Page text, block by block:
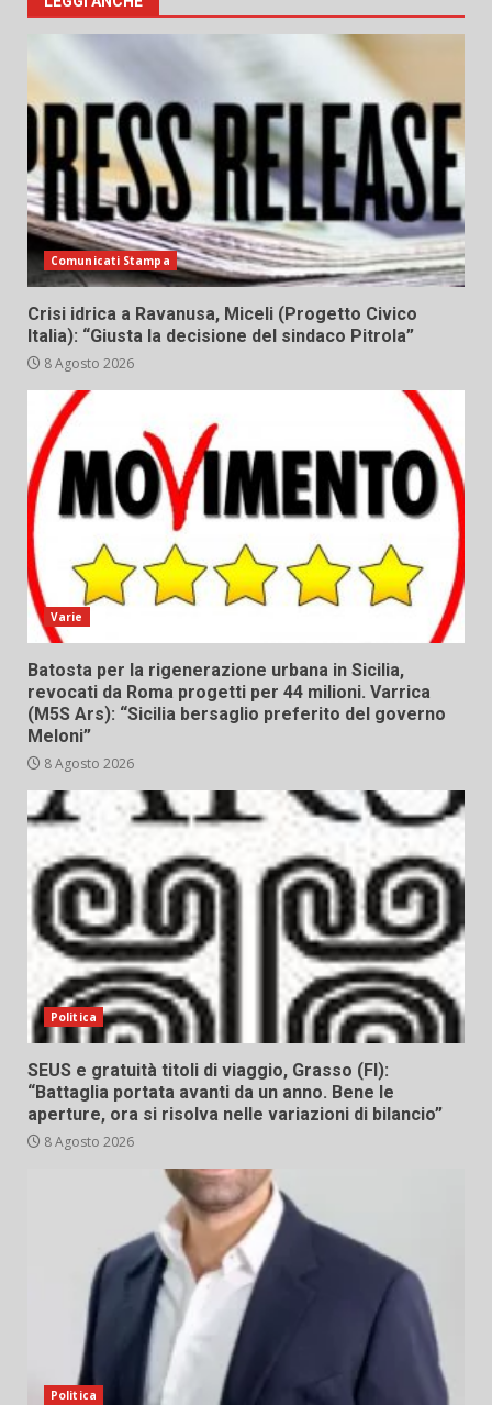
Comunicati Stampa
Crisi idrica a Ravanusa, Miceli (Progetto Civico
Italia): “Giusta la decisione del sindaco Pitrola”
8 Agosto 2026
Varie
Batosta per la rigenerazione urbana in Sicilia,
revocati da Roma progetti per 44 milioni. Varrica
(M5S Ars): “Sicilia bersaglio preferito del governo
Meloni”
8 Agosto 2026
Politica
SEUS e gratuità titoli di viaggio, Grasso (FI):
“Battaglia portata avanti da un anno. Bene le
aperture, ora si risolva nelle variazioni di bilancio”
8 Agosto 2026
Politica